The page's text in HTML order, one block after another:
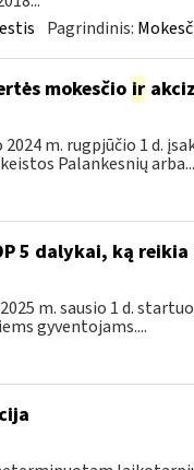
Pagrindinis:
mokesčio ir
m. rugpjūčio 1 d.
Palankesnių arba...
5 dalykai, ką
m. sausio 1 d.
gyventojams....